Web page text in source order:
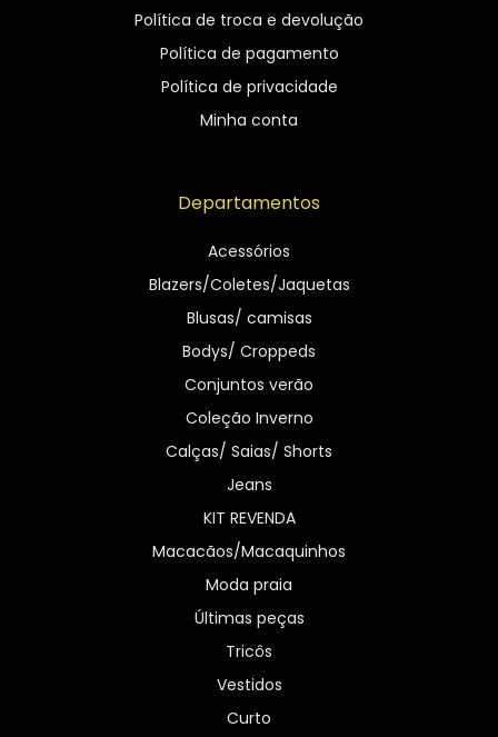
Política de troca e devolução
Política de pagamento
Política de privacidade
Minha conta
Departamentos
Acessórios
Blazers/Coletes/Jaquetas
Blusas/ camisas
Bodys/ Croppeds
Conjuntos verão
Coleção Inverno
Calças/ Saias/ Shorts
Jeans
KIT REVENDA
Macacãos/Macaquinhos
Moda praia
Últimas peças
Tricôs
Vestidos
Curto